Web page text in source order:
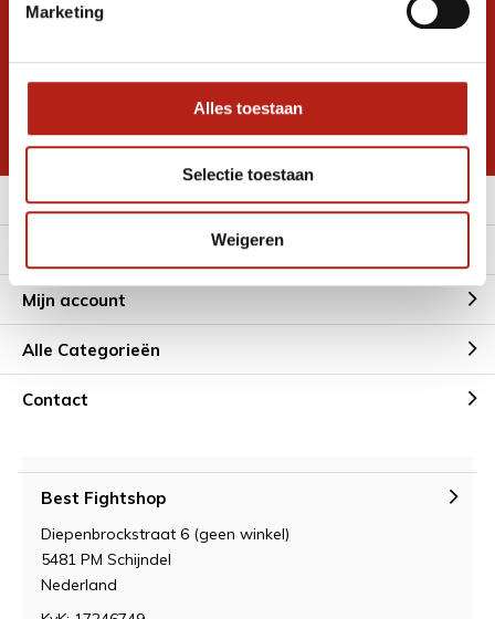
Marketing
Alles toestaan
Selectie toestaan
Weigeren
Ontvang de nieuwste aanbiedingen en
Inschrijven voor
* Lees hier de wettelijke beperkingen
Meer informatie
Mijn account
Alle Categorieën
Contact
Best Fightshop
Diepenbrockstraat 6 (geen winkel)
5481 PM Schijndel
Nederland